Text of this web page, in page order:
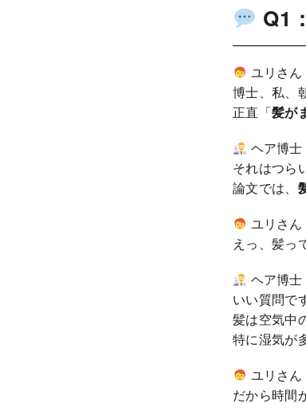
Q1
ユリさん
博士、私、
正直「髪が
ヘア博士
それはつら
論文では、
ユリさん
えっ、髪っ
ヘア博士
いい質問で
髪は空気中
特に湿気が
ユリさん
だから時間